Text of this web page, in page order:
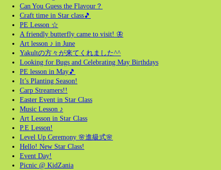
Can You Guess the Flavour？
Craft time in Star class🎵
PE Lesson ☆
A friendly butterfly came to visit! 🦋
Art lesson ♪ in June
Yakultの方々が来てくれました^^
Looking for Bugs and Celebrating May Birthdays
PE lesson in May🎵
It’s Planting Season!
Carp Streamers!!
Easter Event in Star Class
Music Lesson ♪
Art Lesson in Star Class
P.E Lesson!
Level Up Ceremony 🌸進級式🌸
Hello! New Star Class!
Event Day!
Picnic @ KidZania